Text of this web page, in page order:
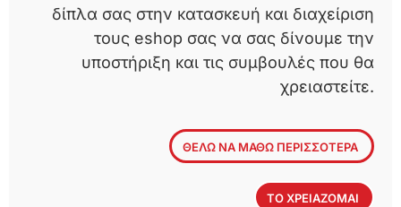
δίπλα σας στην κατασκευή και διαχείριση
τους eshop σας να σας δίνουμε την
υποστήριξη και τις συμβουλές που θα
χρειαστείτε.
ΘΕΛΩ ΝΑ ΜΑΘΩ ΠΕΡΙΣΣΟΤΕΡΑ
ΤΟ ΧΡΕΙΑΖΟΜΑΙ